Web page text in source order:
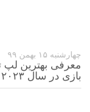
چهارشنبه ۱۵ بهمن ۹۹
معرفی بهترین لپ
بازی در سال ۲۰۲۳